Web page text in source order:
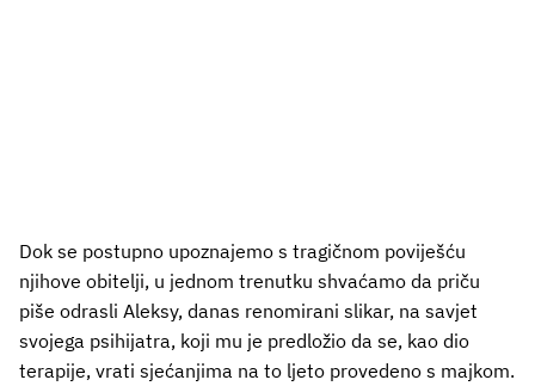
Dok se postupno upoznajemo s tragičnom poviješću
njihove obitelji, u jednom trenutku shvaćamo da priču
piše odrasli Aleksy, danas renomirani slikar, na savjet
svojega psihijatra, koji mu je predložio da se, kao dio
terapije, vrati sjećanjima na to ljeto provedeno s majkom.